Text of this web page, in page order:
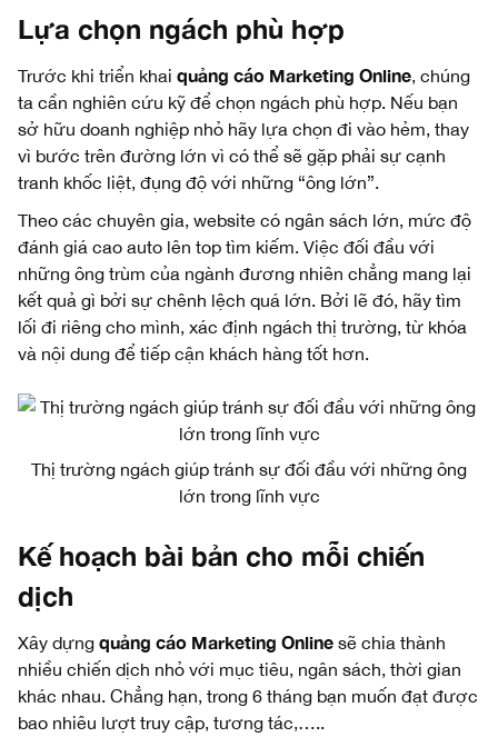
Lựa chọn ngách phù hợp
Trước khi triển khai quảng cáo Marketing Online, chúng
ta cần nghiên cứu kỹ để chọn ngách phù hợp. Nếu bạn
sở hữu doanh nghiệp nhỏ hãy lựa chọn đi vào hẻm, thay
vì bước trên đường lớn vì có thể sẽ gặp phải sự cạnh
tranh khốc liệt, đụng độ với những “ông lớn”.
Theo các chuyên gia, website có ngân sách lớn, mức độ
đánh giá cao auto lên top tìm kiếm. Việc đối đầu với
những ông trùm của ngành đương nhiên chẳng mang lại
kết quả gì bởi sự chênh lệch quá lớn. Bởi lẽ đó, hãy tìm
lối đi riêng cho mình, xác định ngách thị trường, từ khóa
và nội dung để tiếp cận khách hàng tốt hơn.
Thị trường ngách giúp tránh sự đối đầu với những ông
lớn trong lĩnh vực
Kế hoạch bài bản cho mỗi chiến
dịch
Xây dựng quảng cáo Marketing Online sẽ chia thành
nhiều chiến dịch nhỏ với mục tiêu, ngân sách, thời gian
khác nhau. Chẳng hạn, trong 6 tháng bạn muốn đạt được
bao nhiêu lượt truy cập, tương tác,…..